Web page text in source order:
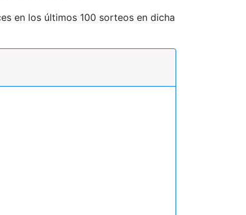
en los últimos 100 sorteos en dicha